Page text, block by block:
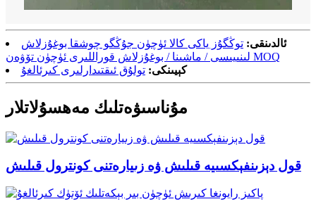
ئالدىنقى: توڭگۇز ياكى كالا ئۈچۈن جۇڭگو چوشقا بوغۇزلاش
لىنىيىسى / ماشىنا / بوغۇزلاش قوراللىرى ئۈچۈن تۆۋەن MOQ
كېيىنكى: تولۇق ئىقتىدارلىرى كىرئالغۇ
مۇناسىۋەتلىك مەھسۇلاتلار
قول دېزىنفېكسىيە قىلىش ۋە زىيارەتنى كونترول قىلىش